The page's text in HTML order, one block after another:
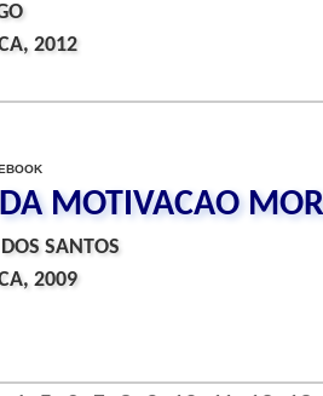
2012
MOTIVACAO
SANTOS
2009